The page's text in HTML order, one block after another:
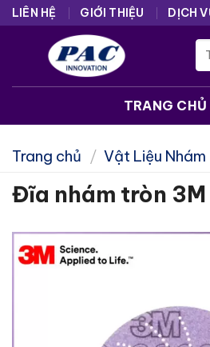
Skip
to
content
LIÊN HỆ GIỚI THIỆU DỊCH
Tìm
TRANG CHỦ
Trang chủ / Vật Liệu Nhám
Đĩa nhám tròn